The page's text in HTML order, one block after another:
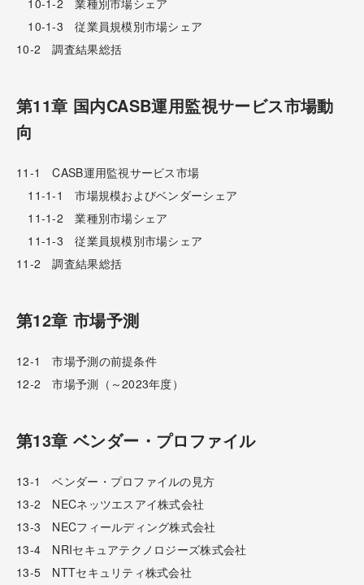
10-1-3 従業員規模別市場シェア
10-2 調査結果総括
第11章 国内CASB運用監視サービス市場動
向
11-1 CASB運用監視サービス市場
11-1-1 市場規模およびベンダーシェア
11-1-2 業種別市場シェア
11-1-3 従業員規模別市場シェア
11-2 調査結果総括
第12章 市場予測
12-1 市場予測の前提条件
12-2 市場予測（～2023年度）
第13章 ベンダー・プロファイル
13-1 ベンダー・プロファイルの見方
13-2 NECネッツエスアイ株式会社
13-3 NECフィールディング株式会社
13-4 NRIセキュアテクノロジーズ株式会社
13-5 NTTセキュリティ株式会社